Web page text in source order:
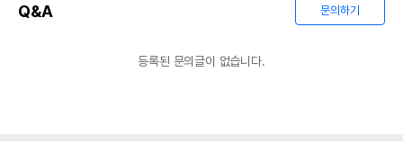
Q&A 문의하기
등록된 문의글이 없습니다.